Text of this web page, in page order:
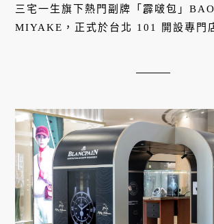
三宅一生旗下熱門副牌「霹啵包」
MIYAKE，正式於台北 101 開設專門